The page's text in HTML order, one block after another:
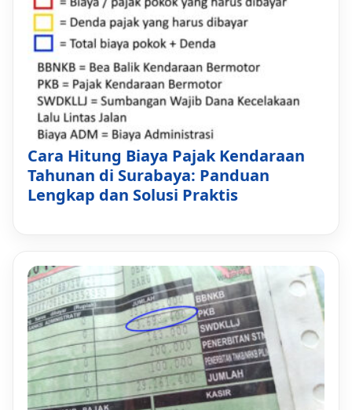
Cara Hitung Biaya Pajak Kendaraan
Tahunan di Surabaya: Panduan
Lengkap dan Solusi Praktis